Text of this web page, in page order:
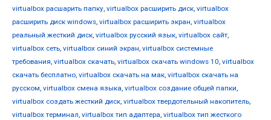
virtualbox расшарить папку, virtualbox расширить диск, virtualbox
расширить диск windows, virtualbox расширить экран, virtualbox
реальный жесткий диск, virtualbox русский язык, virtualbox сайт,
virtualbox сеть, virtualbox синий экран, virtualbox системные
требования, virtualbox скачать, virtualbox скачать windows 10, virtualbox
скачать бесплатно, virtualbox скачать на мак, virtualbox скачать на
русском, virtualbox смена языка, virtualbox создание общей папки,
virtualbox создать жесткий диск, virtualbox твердотельный накопитель,
virtualbox терминал, virtualbox тип адаптера, virtualbox тип жесткого